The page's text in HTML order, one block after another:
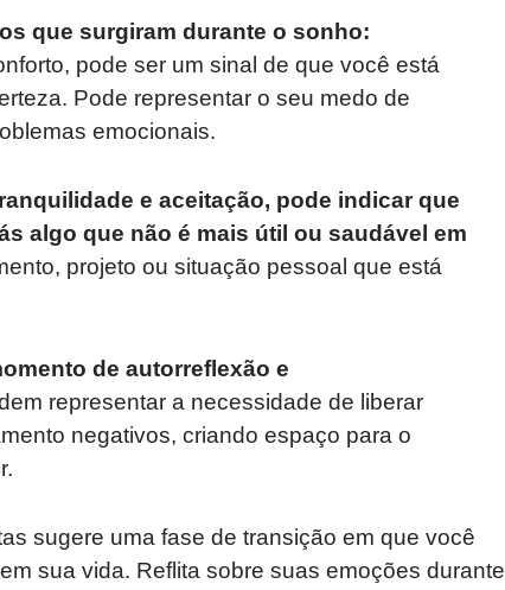
que surgiram durante o sonho:
pode ser um sinal de que você está
Pode representar o seu medo de
emocionais.
e aceitação, pode indicar que
algo que não é mais útil ou saudável em
projeto ou situação pessoal que está
de autorreflexão e
representar a necessidade de liberar
negativos, criando espaço para o
sugere uma fase de transição em que você
sua vida. Reflita sobre suas emoções durante